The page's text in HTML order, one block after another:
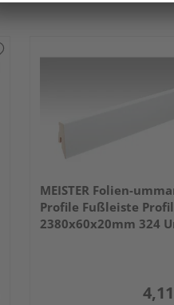
MEISTER Folien-
Profile Fußleiste Profil
2380x60x20mm 324